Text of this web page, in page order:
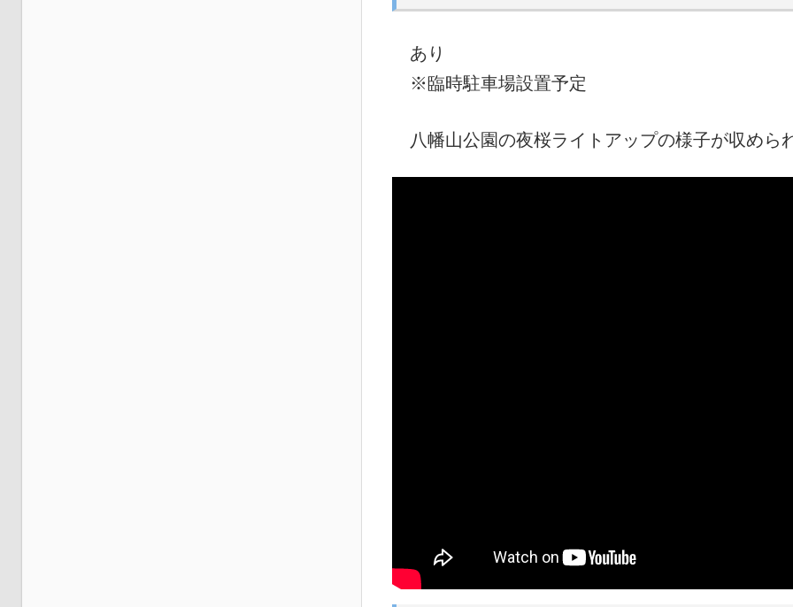
あり
※臨時駐車場設置予定
八幡山公園の夜桜ライトアップの様子が収めら